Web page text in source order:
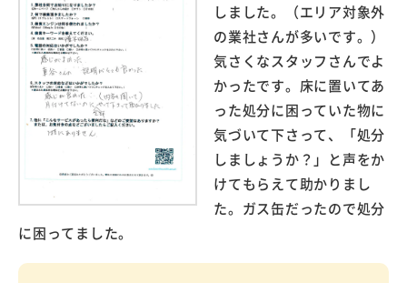
しました。（エリア対象外
の業社さんが多いです。）
気さくなスタッフさんでよ
かったです。床に置いてあ
った処分に困っていた物に
気づいて下さって、「処分
しましょうか？」と声をか
けてもらえて助かりまし
た。ガス缶だったので処分
に困ってました。